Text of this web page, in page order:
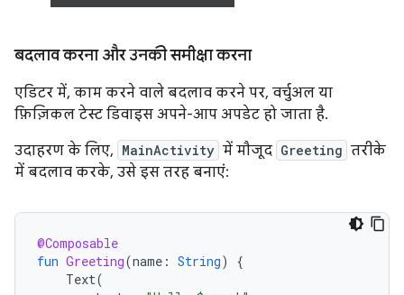
बदलाव करना और उनकी समीक्षा करना
एडिटर में, काम करने वाले बदलाव करने पर, वर्चुअल या
फ़िज़िकल टेस्ट डिवाइस अपने-आप अपडेट हो जाता है.
उदाहरण के लिए, MainActivity में मौजूद Greeting तरीके
में बदलाव करके, उसे इस तरह बनाएं:
@Composable
fun Greeting(name : String)
{
Text(